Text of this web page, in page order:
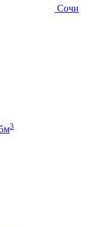
Сочи
3